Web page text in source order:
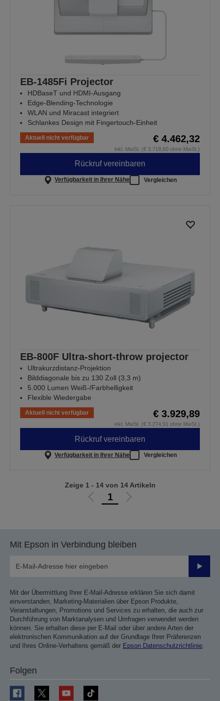
EB-1485Fi Projector
HDBaseT und HDMI-Ausgang
Edge-Blending-Technologie
WLAN und Miracast integriert
Schlankes Design mit Fingertouch-Einheit
Aktuell nicht verfügbar € 4.462,32
inkl. MwSt. (€ 3.718,60 ohne MwSt.)
Rückruf vereinbaren
Verfügbarkeit in Ihrer Nähe Vergleichen
EB-800F Ultra-short-throw projector
Ultrakurzdistanz-Projektion
Bilddiagonale bis zu 130 Zoll (3,3 m)
5.000 Lumen Weiß-/Farbhelligkeit
Flexible Wiedergabe
Aktuell nicht verfügbar € 3.929,89
inkl. MwSt. (€ 3.274,91 ohne MwSt.)
Rückruf vereinbaren
Verfügbarkeit in Ihrer Nähe Vergleichen
Zur
1
Zur
Zeige 1 - 14 von 14 Artikeln
Mit Epson in Verbindung bleiben
Mit der Übermittlung Ihrer E-Mail-Adresse erklären Sie sich damit
einverstanden, Marketing-Materialien über Epson Produkte,
Veranstaltungen, Promotions und Services zu erhalten, die auch zur
Durchführung von Marktanalysen und Umfragen verwendet werden
können. Sie erhalten diese per E-Mail oder über andere Arten der
elektronischen Kommunikation auf der Grundlage Ihrer Präferenzen
und Ihres Online-Verhaltens gemäß der Epson Datenschutzrichtlinie.
Folgen